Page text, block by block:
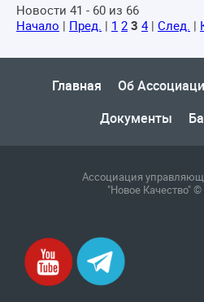
Новости 41 - 60 из 66
Начало | Пред. | 1 2 3 4| След. |
Главная Об
Документы
Ассоциация
"Новое Качество" ©